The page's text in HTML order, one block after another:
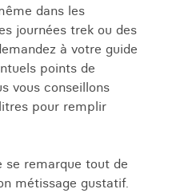
dans les
journées trek ou des
à votre guide
points de
vous conseillons
pour remplir
se remarque tout de
métissage gustatif.